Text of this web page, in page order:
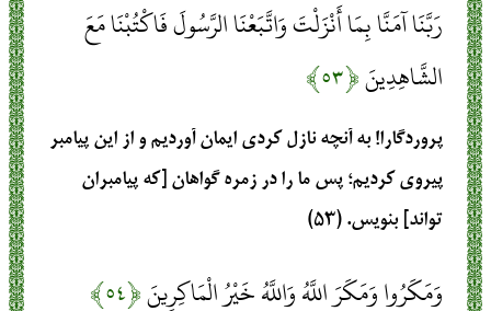
رَبَّنَا آمَنَّا بِمَا أَنْزَلْتَ وَاتَّبَعْنَا الرَّسُولَ فَاكْتُبْنَا مَعَ
الشَّاهِدِينَ﴿۵۳﴾
پروردگارا! به آنچه نازل کردی ایمان آوردیم و از این پیامبر
پیروی کردیم؛ پس ما را در زمره گواهان [که پیامبران
تواند] بنویس. (۵۳)
وَمَكَرُوا وَمَكَرَ اللَّهُ وَاللَّهُ خَيْرُ الْمَاكِرِينَ﴿۵۴﴾